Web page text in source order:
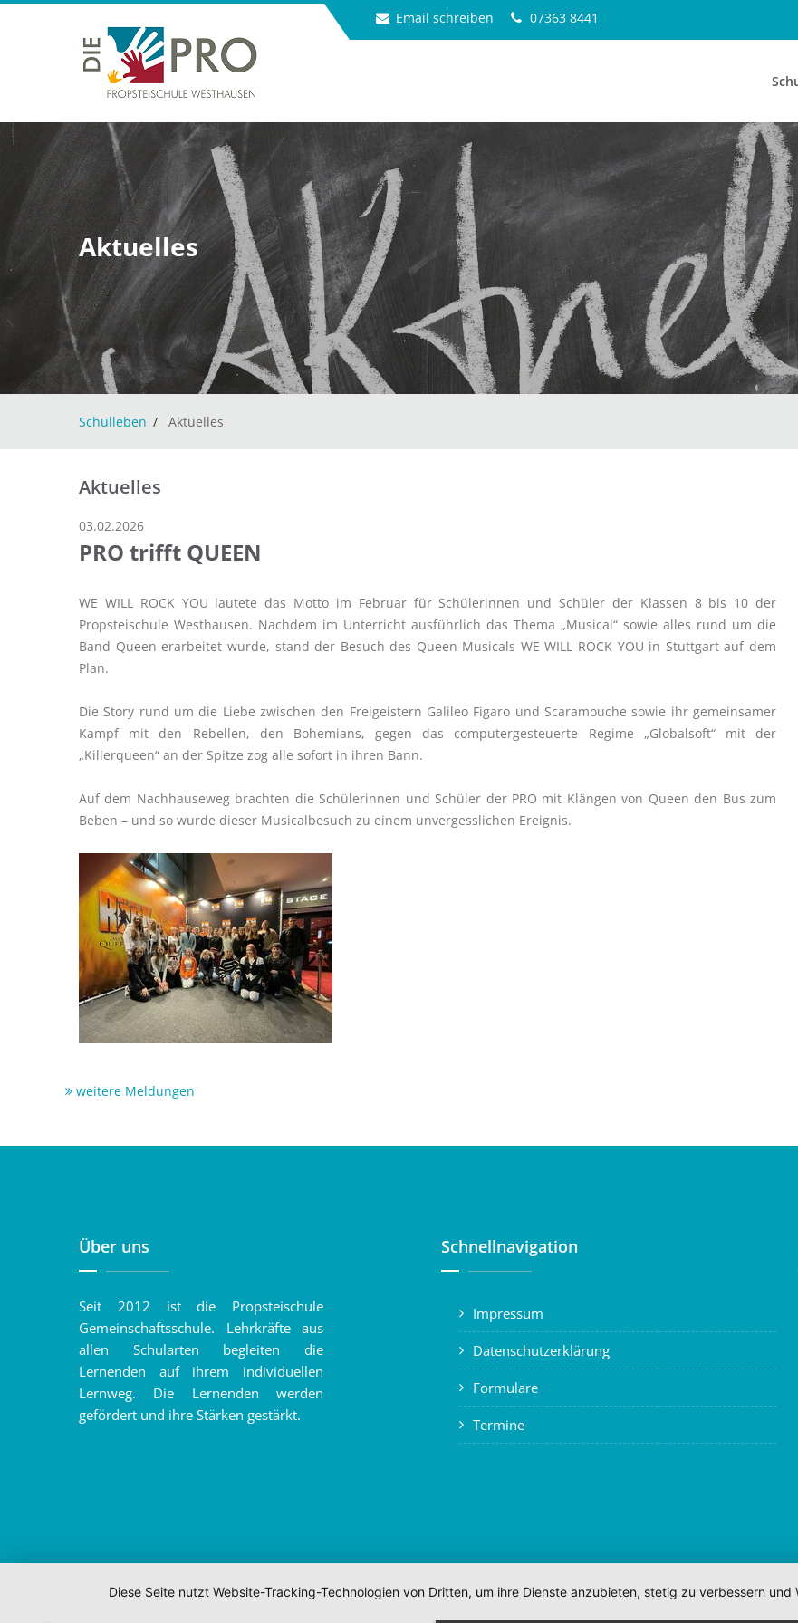
Email schreiben 07363 8441
Aktuelles
Schulleben Aktuelles
Aktuelles
03.02.2026
PRO trifft QUEEN
WE WILL ROCK YOU lautete das Motto im Februar für Schülerinnen und Schüler der Klassen 8 bis 10 der
Propsteischule Westhausen. Nachdem im Unterricht ausführlich das Thema „Musical“ sowie alles rund um die
Band Queen erarbeitet wurde, stand der Besuch des Queen-Musicals WE WILL ROCK YOU in Stuttgart auf dem
Plan.
Die Story rund um die Liebe zwischen den Freigeistern Galileo Figaro und Scaramouche sowie ihr gemeinsamer
Kampf mit den Rebellen, den Bohemians, gegen das computergesteuerte Regime „Globalsoft“ mit der
„Killerqueen“ an der Spitze zog alle sofort in ihren Bann.
Auf dem Nachhauseweg brachten die Schülerinnen und Schüler der PRO mit Klängen von Queen den Bus zum
Beben – und so wurde dieser Musicalbesuch zu einem unvergesslichen Ereignis.
weitere Meldungen
Über uns
Seit 2012 ist die Propsteischule
Gemeinschaftsschule. Lehrkräfte aus
allen Schularten begleiten die
Lernenden auf ihrem individuellen
Lernweg. Die Lernenden werden
gefördert und ihre Stärken gestärkt.
Schnellnavigation
Impressum
Datenschutzerklärung
Formulare
Termine
Diese Seite nutzt Website-Tracking-Technologien von Dritten, um ihre Dienste anzubieten, stetig zu verbessern